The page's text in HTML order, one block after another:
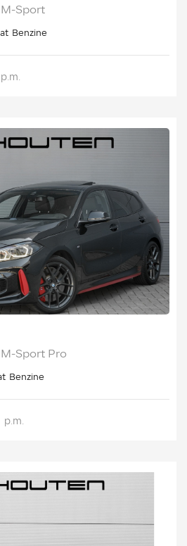
M-Sport
Benzine
p.m.
Sport Pro
Benzine
p.m.